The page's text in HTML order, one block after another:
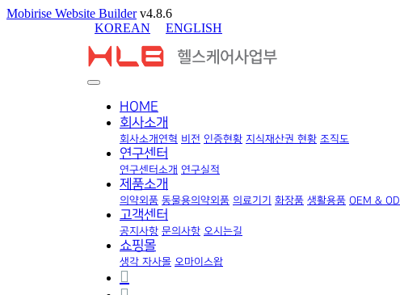
Mobirise Website Builderv4.8.6
KOREAN
ENGLISH
HOME
회사소개
회사소개연혁 비전 인증현황 지식재산권 현황 조직도
연구센터
연구센터소개 연구실적
제품소개
의약외품 동물용의약외품 의료기기 화장품 생활용품 OEM &
고객센터
공지사항 문의사항 오시는길
쇼핑몰
생각 자사몰 오마이스왑